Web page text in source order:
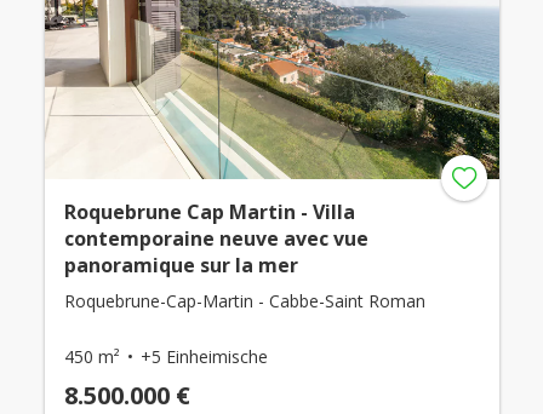
Roquebrune Cap Martin - Villa
contemporaine neuve avec vue
panoramique sur la mer
Roquebrune-Cap-Martin - Cabbe-Saint Roman
450 m² +5 Einheimische
8.500.000 €